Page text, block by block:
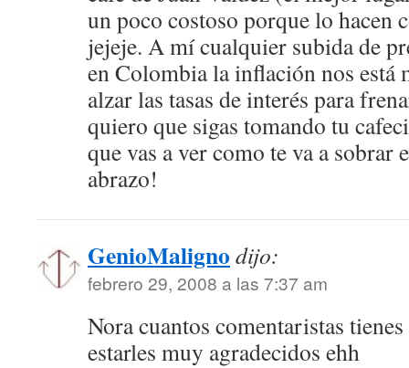
un poco costoso porque lo hacen
jejeje. A mí cualquier subida de
en Colombia la inflación nos está
alzar las tasas de interés para
quiero que sigas tomando tu
que vas a ver como te va a sobrar
abrazo!
GenioMaligno dijo:
febrero 29, 2008 a las 7:37 am
Nora cuantos comentaristas
estarles muy agradecidos ehh